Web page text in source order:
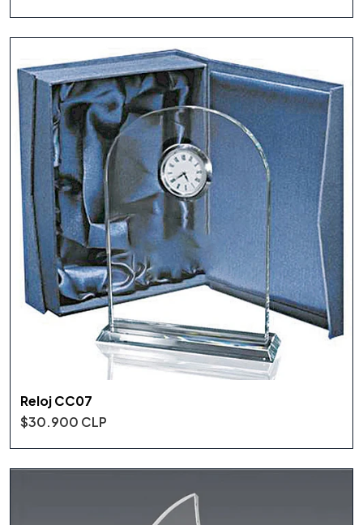
Reloj CC07
$30.900 CLP